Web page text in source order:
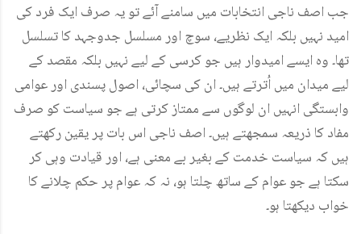
جب اصف ناجی انتخابات میں سامنے آئے تو یہ صرف ایک فرد کی
امید نہیں بلکہ ایک نظریے، سوچ اور مسلسل جدوجہد کا تسلسل
تھا۔ وہ ایسے امیدوار ہیں جو کرسی کے لیے نہیں بلکہ مقصد کے
لیے میدان میں اُترتے ہیں۔ ان کی سچائی، اصول پسندی اور عوامی
وابستگی انہیں ان لوگوں سے ممتاز کرتی ہے جو سیاست کو صرف
مفاد کا ذریعہ سمجھتے ہیں۔ اصف ناجی اس بات پر یقین رکھتے
ہیں کہ سیاست خدمت کے بغیر بے معنی ہے، اور قیادت وہی کر
سکتا ہے جو عوام کے ساتھ چلتا ہو، نہ کہ عوام پر حکم چلانے کا
خواب دیکھتا ہو۔